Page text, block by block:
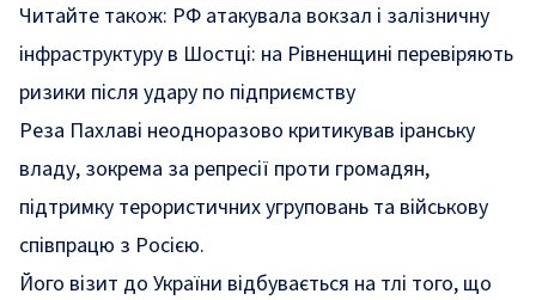
Читайте також: РФ атакувала вокзал і залізничну
інфраструктуру в Шостці: на Рівненщині перевіряють
ризики після удару по підприємству
Реза Пахлаві неодноразово критикував іранську
владу, зокрема за репресії проти громадян,
підтримку терористичних угруповань та військову
співпрацю з Росією.
Його візит до України відбувається на тлі того, що